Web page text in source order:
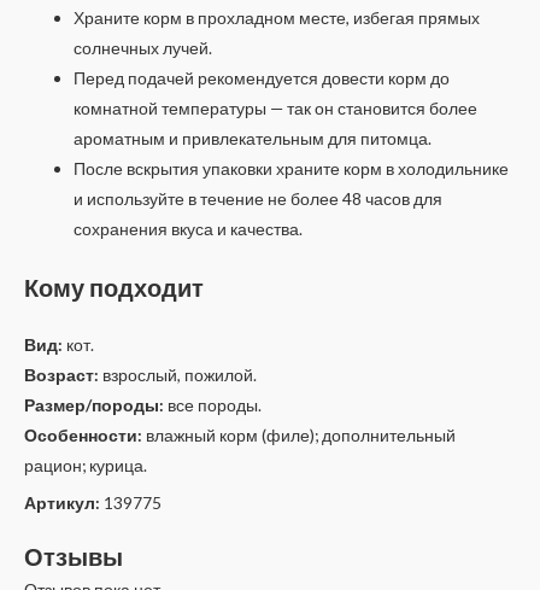
Храните корм в прохладном месте, избегая прямых
солнечных лучей.
Перед подачей рекомендуется довести корм до
комнатной температуры — так он становится более
ароматным и привлекательным для питомца.
После вскрытия упаковки храните корм в холодильнике
и используйте в течение не более 48 часов для
сохранения вкуса и качества.
Кому подходит
Вид: кот.
Возраст: взрослый, пожилой.
Размер/породы: все породы.
Особенности: влажный корм (филе); дополнительный
рацион; курица.
Артикул: 139775
Отзывы